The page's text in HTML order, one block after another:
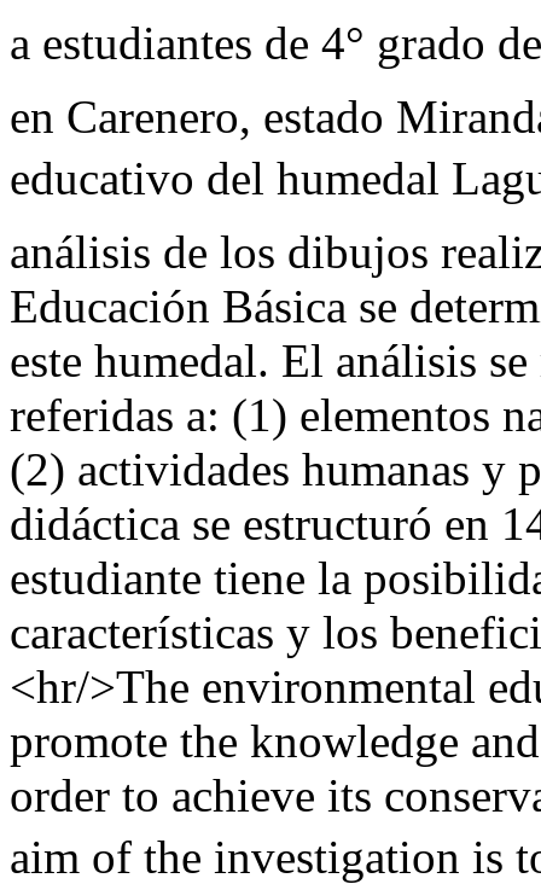
a estudiantes de 4° grado
en Carenero, estado
educativo del humedal
análisis de los dibujos
Educación Básica se
este humedal. El análisis
referidas a: (1) elementos
(2) actividades humanas y
didáctica se estructuró en
estudiante tiene la
características y los
<hr/>The environmental
promote the knowledge
order to achieve its
aim of the investigation is